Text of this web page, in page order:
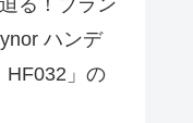
る！ブラン
ハンデ
HF032」の